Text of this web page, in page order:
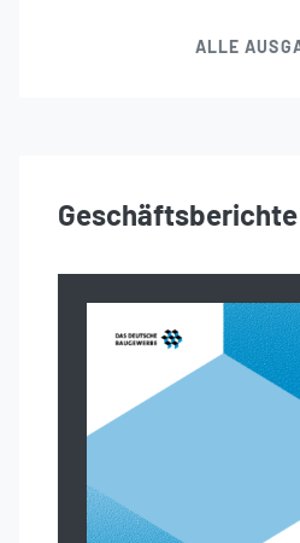
ALLE
Geschäftsberichte